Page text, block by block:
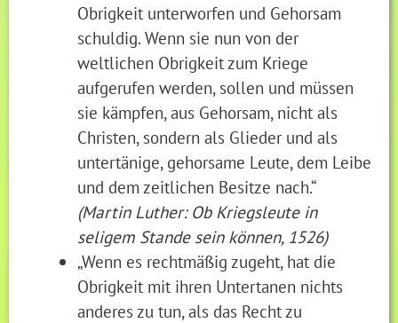
Obrigkeit unterworfen und Gehorsam
schuldig. Wenn sie nun von der
weltlichen Obrigkeit zum Kriege
aufgerufen werden, sollen und müssen
sie kämpfen, aus Gehorsam, nicht als
Christen, sondern als Glieder und als
untertänige, gehorsame Leute, dem Leibe
und dem zeitlichen Besitze nach.“
(Martin Luther: Ob Kriegsleute in
seligem Stande sein können, 1526)
„Wenn es rechtmäßig zugeht, hat die
Obrigkeit mit ihren Untertanen nichts
anderes zu tun, als das Recht zu